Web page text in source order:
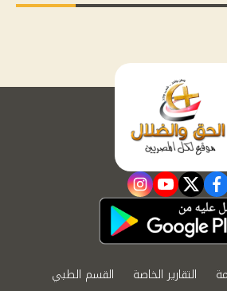
facebook
twitter
youtube
instagram
التقارير الخاصة القسم الطبي